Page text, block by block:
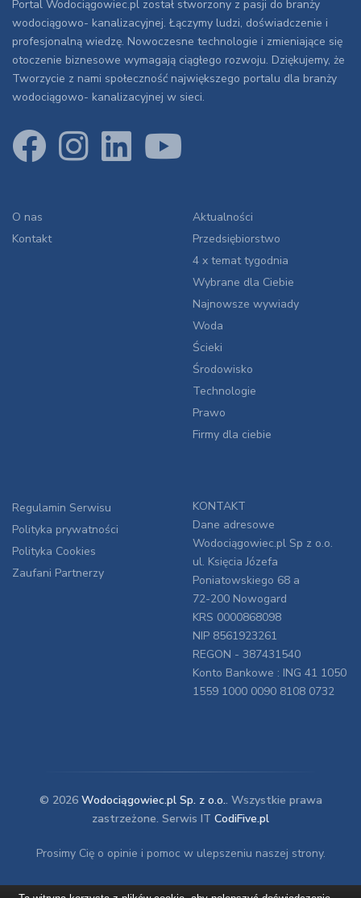
Portal Wodociągowiec.pl został stworzony z pasji do branży
wodociągowo- kanalizacyjnej. Łączymy ludzi, doświadczenie i
profesjonalną wiedzę. Nowoczesne technologie i zmieniające się
otoczenie biznesowe wymagają ciągłego rozwoju. Dziękujemy, że
Tworzycie z nami społeczność największego portalu dla branży
wodociągowo- kanalizacyjnej w sieci.
O nas
Kontakt
Aktualności
Przedsiębiorstwo
4 x temat tygodnia
Wybrane dla Ciebie
Najnowsze wywiady
Woda
Ścieki
Środowisko
Technologie
Prawo
Firmy dla ciebie
Regulamin Serwisu
Polityka prywatności
Polityka Cookies
Zaufani Partnerzy
KONTAKT
Dane adresowe
Wodociągowiec.pl Sp z o.o.
ul. Księcia Józefa
Poniatowskiego 68 a
72-200 Nowogard
KRS 0000868098
NIP 8561923261
REGON - 387431540
Konto Bankowe : ING 41 1050
1559 1000 0090 8108 0732
© 2026 Wodociągowiec.pl Sp. z o.o.. Wszystkie prawa
zastrzeżone. Serwis IT CodiFive.pl
Prosimy Cię o opinie i pomoc w ulepszeniu naszej strony.